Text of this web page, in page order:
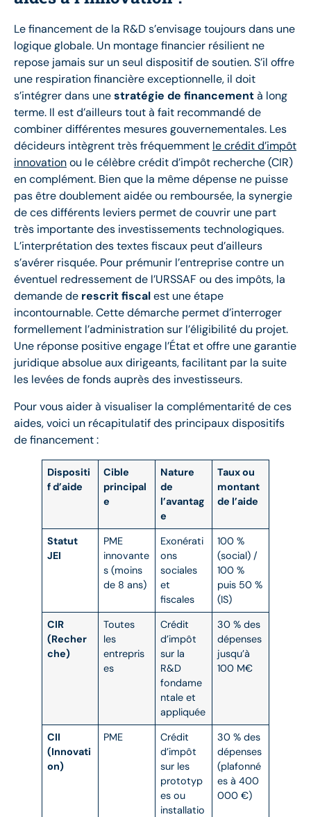
Le financement de la R&D s’envisage toujours dans une
logique globale. Un montage financier résilient ne
repose jamais sur un seul dispositif de soutien. S’il offre
une respiration financière exceptionnelle, il doit
s’intégrer dans unestratégie de financementà long
terme. Il est d’ailleurs tout à fait recommandé de
combiner différentes mesures gouvernementales. Les
décideurs intègrent très fréquemment le crédit d’impôt
innovationou le célèbre crédit d’impôt recherche (CIR)
en complément. Bien que la même dépense ne puisse
pas être doublement aidée ou remboursée, la synergie
de ces différents leviers permet de couvrir une part
très importante des investissements technologiques.
L’interprétation des textes fiscaux peut d’ailleurs
s’avérer risquée. Pour prémunir l’entreprise contre un
éventuel redressement de l’URSSAF ou des impôts, la
demande de rescrit fiscalest une étape
incontournable. Cette démarche permet d’interroger
formellement l’administration sur l’éligibilité du projet.
Une réponse positive engage l’État et offre une garantie
juridique absolue aux dirigeants, facilitant par la suite
les levées de fonds auprès des investisseurs.
Pour vous aider à visualiser la complémentarité de ces
aides, voici un récapitulatif des principaux dispositifs
de financement :
Dispositi
f d’aide
Cible
principal
e
Nature
de
l’avantag
e
Taux ou
montant
de l’aide
Statut
JEI
PME
innovante
s (moins
de 8 ans)
Exonérati
ons
sociales
et
fiscales
100 %
(social) /
100 %
puis 50 %
(IS)
CIR
(Recher
che)
Toutes
les
entrepris
es
Crédit
d’impôt
sur la
R&D
fondame
ntale et
appliquée
30 % des
dépenses
jusqu’à
100 M€
CII
(Innovati
on)
PME
Crédit
d’impôt
sur les
prototyp
es ou
installatio
30 % des
dépenses
(plafonné
es à 400
000 €)